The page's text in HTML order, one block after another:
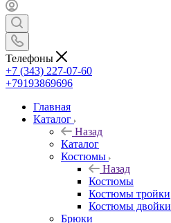
Телефоны
+7 (343) 227-07-60
+79193869696
Главная
Каталог
Назад
Каталог
Костюмы
Назад
Костюмы
Костюмы тройки
Костюмы двойки
Брюки